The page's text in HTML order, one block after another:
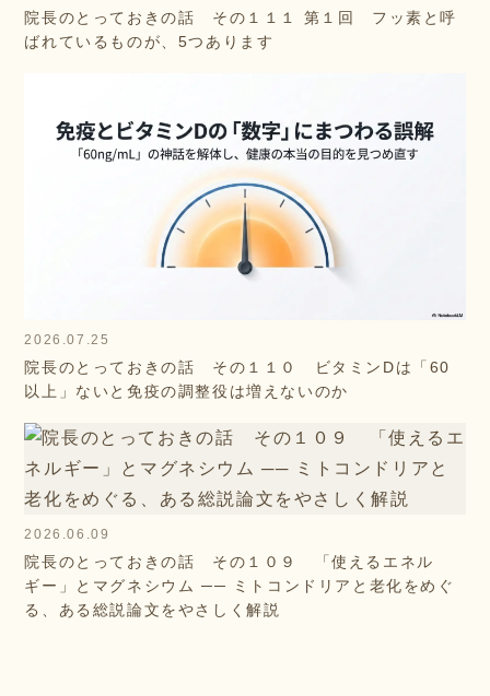
院長のとっておきの話 その１１１ 第１回 フッ素と呼
ばれているものが、5つあります
2026.07.25
院長のとっておきの話 その１１０ ビタミンDは「60
以上」ないと免疫の調整役は増えないのか
2026.06.09
院長のとっておきの話 その１０９ 「使えるエネル
ギー」とマグネシウム ── ミトコンドリアと老化をめぐ
る、ある総説論文をやさしく解説